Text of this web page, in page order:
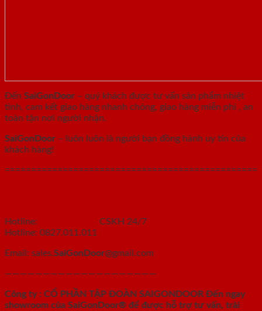
Đến SaiGonDoor – quý khách được tư vấn sản phẩm nhiệt
tình, cam kết giao hàng nhanh chóng, giao hàng miễn phí , an
toàn tận nơi người nhận.
SaiGonDoor – luôn luôn là người bạn đồng hành uy tín của
khách hàng!
================================================
Hotline:
CSKH 24/7
Hotline: 0827.011.011
Email: sales.SaiGonDoor@gmail.com
————————————————————
Công ty : CỔ PHẦN TẬP ĐOÀN SAIGONDOOR Đến ngay
showroom của SaiGonDoor® để được hỗ trợ tư vấn, trải